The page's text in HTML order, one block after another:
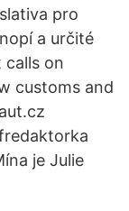
pro
a určité
calls on
customs and
je Julie